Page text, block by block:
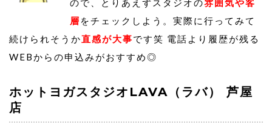
ので、とりあえずスタジオの雰囲気や客
層 をチェックしよう。実際に行ってみて
続けられそうか直感が大事です笑 電話より履歴が残る
WEBからの申込みがおすすめ◎
ホットヨガスタジオLAVA（ラバ） 芦屋
店